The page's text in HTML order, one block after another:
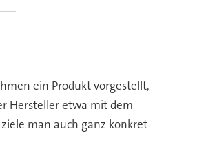
ein Produkt vorgestellt,
Hersteller etwa mit dem
man auch ganz konkret